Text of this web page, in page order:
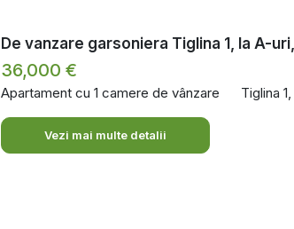
De vanzare garsoniera Tiglina 1, la A-
36,000 €
Apartament cu 1 camere de vânzare Tiglina
Vezi mai multe detalii